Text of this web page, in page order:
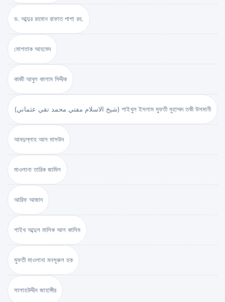
ড. আব্দুর রহমান রাফাত পাশা রহ.
মোশতাক আহমেদ
কাজী আবুল কালাম সিদ্দীক
(شيخ الاسلام مفتي محمد تقي عثماني) শাইখুল ইসলাম মুফতী মুহাম্মদ তকী উসমানী
আবদুল্লাহ আল মাসউদ
মাওলানা তারিক জামিল
আরিফ আজাদ
শাইখ আব্দুল মালিক আল কাসিম
মুফতী মাওলানা মনসূরুল হক
সালাহউদ্দীন জাহাঙ্গীর